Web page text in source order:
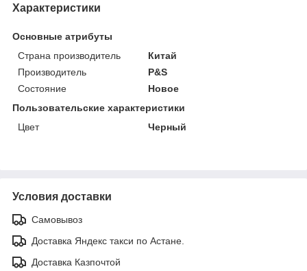
Характеристики
Основные атрибуты
Страна производитель
Китай
Производитель
P&S
Состояние
Новое
Пользовательские характеристики
Цвет
Черный
Условия доставки
Самовывоз
Доставка Яндекс такси по Астане.
Доставка Казпочтой